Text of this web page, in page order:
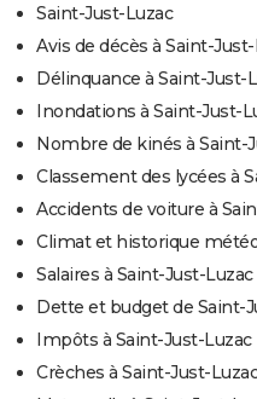
Saint-Just-Luzac
Avis de décès à Saint-
Délinquance à Saint-Just-
Inondations à Saint-Just-
Nombre de kinés à Saint-
Classement des lycées à
Accidents de voiture à
Climat et historique
Salaires à Saint-Just-Luzac
Dette et budget de Saint-
Impôts à Saint-Just-Luzac
Crèches à Saint-Just-Luzac